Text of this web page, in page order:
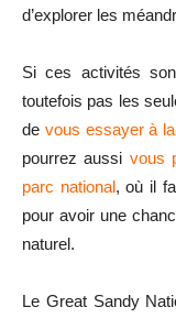
d’explorer les
Si ces activités
toutefois pas les
de vous essayer à
pourrez aussi vous
parc national, où il
pour avoir une
naturel.
Le Great Sandy